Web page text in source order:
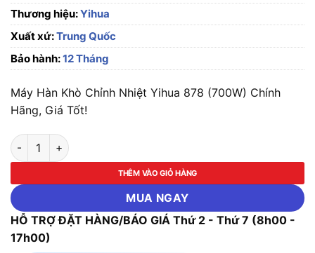
Thương hiệu:Yihua
Xuất xứ:Trung Quốc
Bảo hành:12 Tháng
Máy Hàn Khò Chỉnh Nhiệt Yihua 878 (700W) Chính
Hãng, Giá Tốt!
Máy Hàn Khò Chỉnh Nhiệt Yihua 878 (700W) số lượng
THÊM VÀO GIỎ HÀNG
MUA NGAY
HỖ TRỢ ĐẶT HÀNG/BÁO GIÁ Thứ 2 - Thứ 7 (8h00 -
17h00)